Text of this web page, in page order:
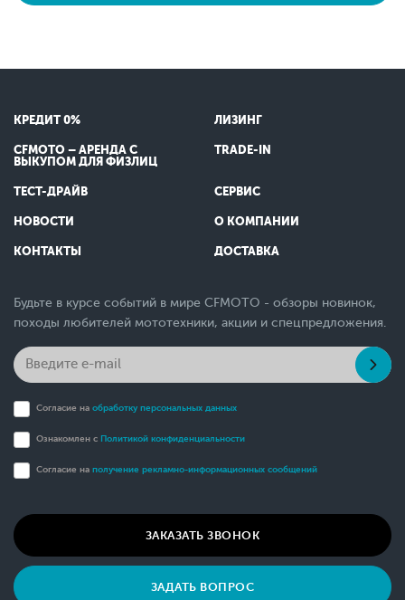
КРЕДИТ 0% ЛИЗИНГ
CFMOTO – АРЕНДА С
ВЫКУПОМ ДЛЯ ФИЗЛИЦ
TRADE-IN
ТЕСТ-ДРАЙВ СЕРВИС
НОВОСТИ О КОМПАНИИ
КОНТАКТЫ ДОСТАВКА
Будьте в курсе событий в мире CFMOTO - обзоры новинок,
походы любителей мототехники, акции и спецпредложения.
Согласие на обработку персональных данных
Ознакомлен с Политикой конфиденциальности
Согласие на получение рекламно-информационных сообщений
ЗАКАЗАТЬ ЗВОНОК
ЗАДАТЬ ВОПРОС